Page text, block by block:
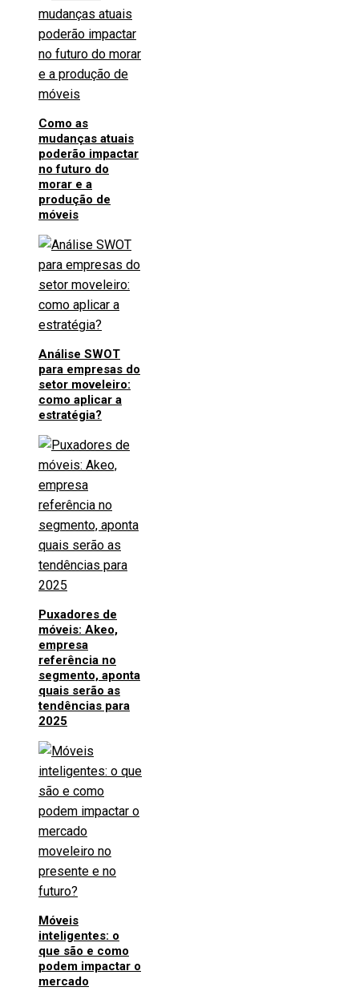
posts
Como as
mudanças atuais
poderão impactar
no futuro do
morar e a
produção de
móveis
Análise SWOT
para empresas do
setor moveleiro:
como aplicar a
estratégia?
Puxadores de
móveis: Akeo,
empresa
referência no
segmento, aponta
quais serão as
tendências para
2025
Móveis
inteligentes: o
que são e como
podem impactar o
mercado